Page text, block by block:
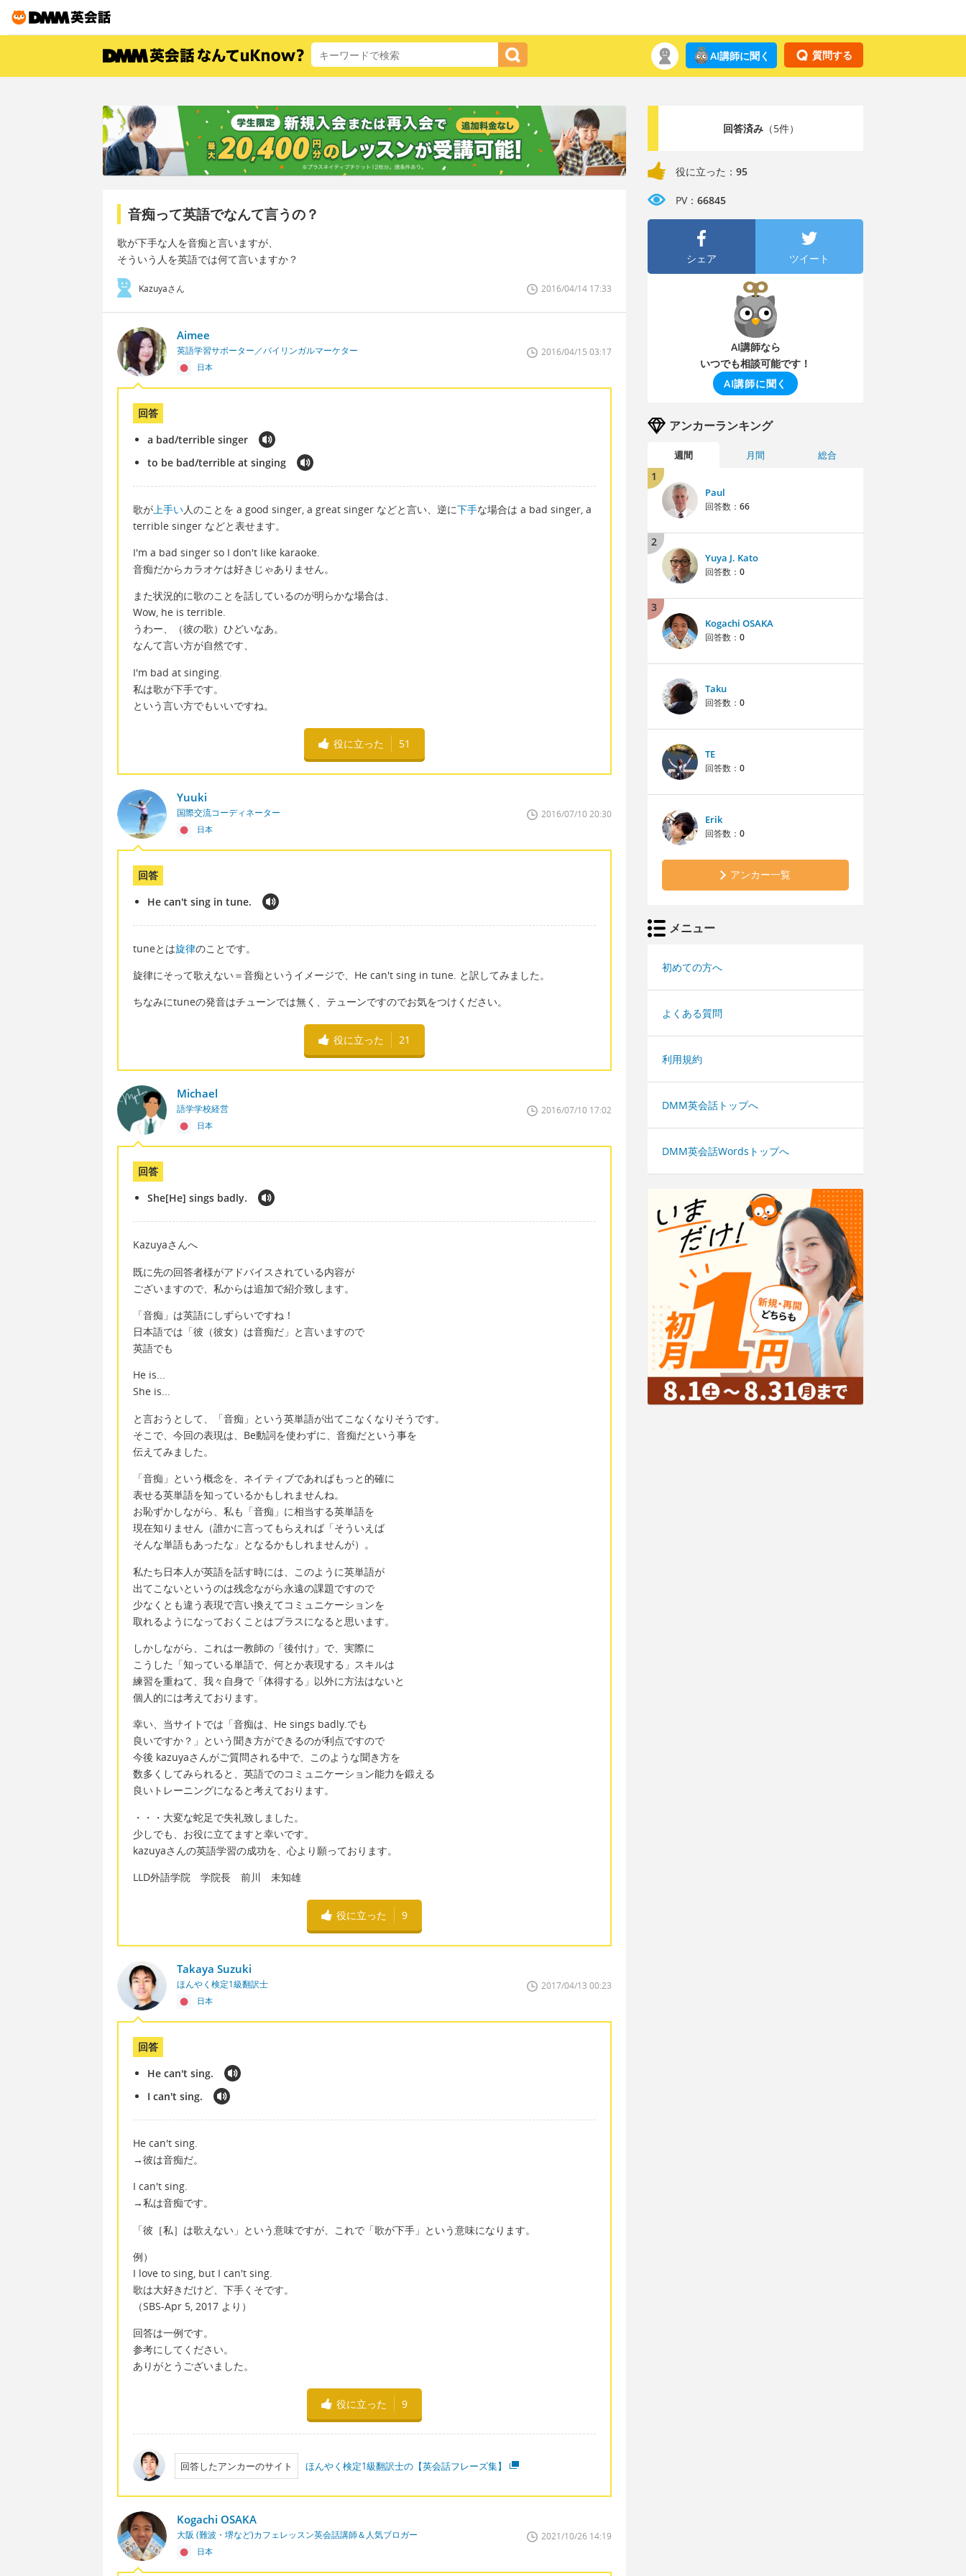
質問する
AI講師に聞く
音痴って英語でなんて言うの？
歌が下手な人を音痴と言いますが、
そういう人を英語では何て言いますか？
Kazuyaさん 2016/04/14 17:33
Aimee
英語学習サポーター／バイリンガルマーケター
日本
2016/04/15 03:17
回答
a bad/terrible singer
to be bad/terrible at singing
歌が 上手い人のことを a good singer, a great singer などと言い、逆に下手な場合は a bad singer, a
terrible singer などと表せます。
I'm a bad singer so I don't like karaoke.
音痴だからカラオケは好きじゃありません。
また状況的に歌のことを話しているのが明らかな場合は、
Wow, he is terrible.
うわー、（彼の歌）ひどいなあ。
なんて言い方が自然です、
I'm bad at singing.
私は歌が下手です。
という言い方でもいいですね。
役に立った 51
Yuuki
国際交流コーディネーター
日本
2016/07/10 20:30
回答
He can't sing in tune.
tuneとは旋律のことです。
旋律にそって歌えない＝音痴というイメージで、He can't sing in tune. と訳してみました。
ちなみにtuneの発音はチューンでは無く、テューンですのでお気をつけください。
役に立った 21
Michael
語学学校経営
日本
2016/07/10 17:02
回答
She[He] sings badly.
Kazuyaさんへ
既に先の回答者様がアドバイスされている内容が
ございますので、私からは追加で紹介致します。
「音痴」は英語にしずらいですね！
日本語では「彼（彼女）は音痴だ」と言いますので
英語でも
He is...
She is...
と言おうとして、「音痴」という英単語が出てこなくなりそうです。
そこで、今回の表現は、Be動詞を使わずに、音痴だという事を
伝えてみました。
「音痴」という概念を、ネイティブであればもっと的確に
表せる英単語を知っているかもしれませんね。
お恥ずかしながら、私も「音痴」に相当する英単語を
現在知りません（誰かに言ってもらえれば「そういえば
そんな単語もあったな」となるかもしれませんが）。
私たち日本人が英語を話す時には、このように英単語が
出てこないというのは残念ながら永遠の課題ですので
少なくとも違う表現で言い換えてコミュニケーションを
取れるようになっておくことはプラスになると思います。
しかしながら、これは一教師の「後付け」で、実際に
こうした「知っている単語で、何とか表現する」スキルは
練習を重ねて、我々自身で「体得する」以外に方法はないと
個人的には考えております。
幸い、当サイトでは「音痴は、He sings badly.でも
良いですか？」という聞き方ができるのが利点ですので
今後 kazuyaさんがご質問される中で、このような聞き方を
数多くしてみられると、英語でのコミュニケーション能力を鍛える
良いトレーニングになると考えております。
・・・大変な蛇足で失礼致しました。
少しでも、お役に立てますと幸いです。
kazuyaさんの英語学習の成功を、心より願っております。
LLD外語学院 学院長 前川 未知雄
役に立った 9
Takaya Suzuki
ほんやく検定1級翻訳士
日本
2017/04/13 00:23
回答
He can't sing.
I can't sing.
He can't sing.
→彼は音痴だ。
I can't sing.
→私は音痴です。
「彼［私］は歌えない」という意味ですが、これで「歌が下手」という意味になります。
例）
I love to sing, but I can't sing.
歌は大好きだけど、下手くそです。
（SBS-Apr 5, 2017 より）
回答は一例です。
参考にしてください。
ありがとうございました。
役に立った 9
回答したアンカーのサイト ほんやく検定1級翻訳士の【英会話フレーズ集】
Kogachi OSAKA
大阪 (難波・堺など)カフェレッスン英会話講師＆人気ブロガー
日本
2021/10/26 14:19
回答済み（5件）
役に立った： 95
PV： 66845
シェア ツイート
AI講師なら
いつでも相談可能です！
AI講師に聞く
アンカーランキング
週間 月間 総合
1
Paul
回答数： 66
2
Yuya J. Kato
回答数： 0
3
Kogachi OSAKA
回答数： 0
Taku
回答数： 0
TE
回答数： 0
Erik
回答数： 0
アンカー一覧
メニュー
初めての方へ
よくある質問
利用規約
DMM英会話トップへ
DMM英会話Wordsトップへ